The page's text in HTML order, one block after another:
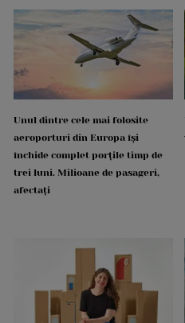
Unul dintre cele mai folosite
aeroporturi din Europa își
închide complet porțile timp de
trei luni. Milioane de pasageri,
afectați